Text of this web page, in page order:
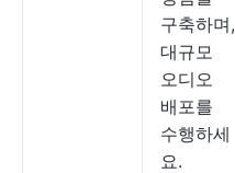
구축하며,
대규모
오디오
배포를
수행하세
요.